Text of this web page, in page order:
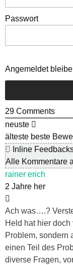
Passwort
Angemeldet
29 Comments
neuste
älteste beste
Inline
Alle Kommentare
rainer erich
2 Jahre her
Ach was….?
Held hat hier
Problem, sondern
einen Teil des
diverse Fragen,